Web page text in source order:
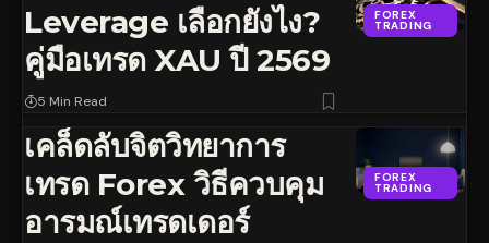
FOREX
TRADING
Leverage เลือกยังไง?
คู่มือเทรด XAU ปี 2569
5 Min Read
FOREX
TRADING
เคล็ดลับจิตวิทยาการ
เทรด Forex วิธีควบคุม
อารมณ์เทรดเดอร์